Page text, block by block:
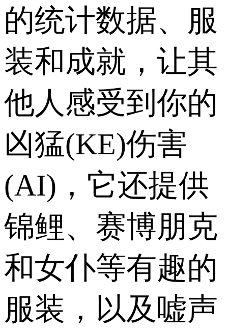
的统计数据、服
装和成就，让其
他人感受到你的
凶猛(KE)伤害
(AI)，它还提供
锦鲤、赛博朋克
和女仆等有趣的
服装，以及嘘声